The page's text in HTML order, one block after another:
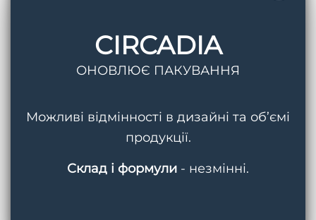
Cleansing Gel With Mandelic Acid
Light Day Sunscreen SPF 37
CIRCADIA
ОНОВЛЮЄ ПАКУВАННЯ
Можливі відмінності в дизайні та об’ємі
продукції.
Склад і формули - незмінні.